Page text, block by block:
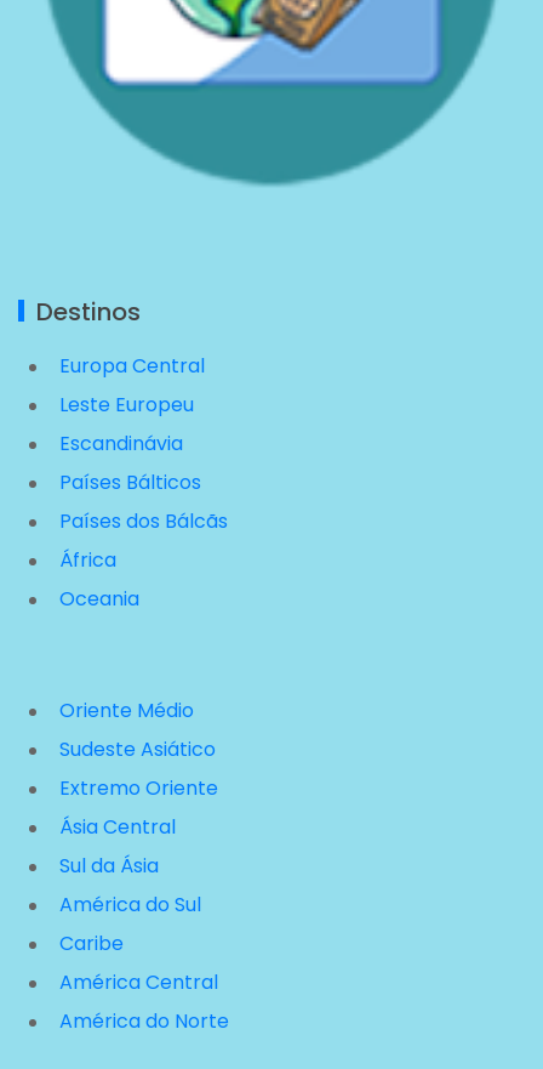
Destinos
Europa Central
Leste Europeu
Escandinávia
Países Bálticos
Países dos Bálcãs
África
Oceania
Oriente Médio
Sudeste Asiático
Extremo Oriente
Ásia Central
Sul da Ásia
América do Sul
Caribe
América Central
América do Norte